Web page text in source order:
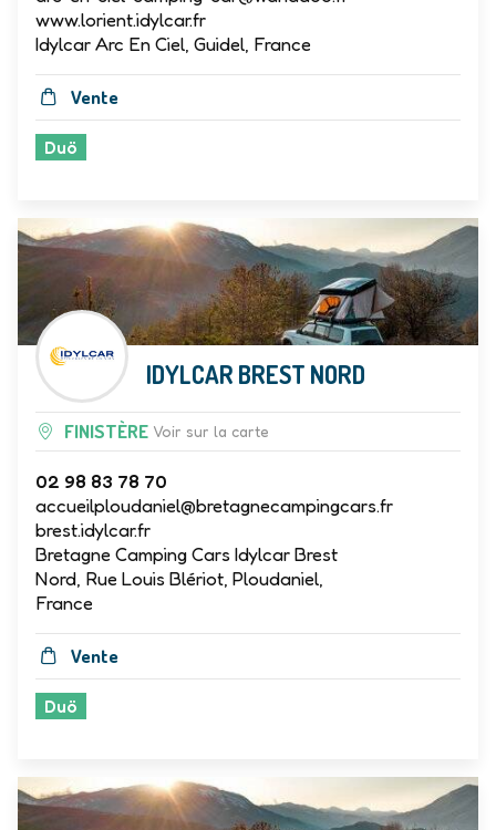
www.lorient.idylcar.fr
Idylcar Arc En Ciel, Guidel, France
Vente
Duö
IDYLCAR BREST NORD
FINISTÈRE Voir sur la carte
02 98 83 78 70
accueilploudaniel@bretagnecampingcars.fr
brest.idylcar.fr
Bretagne Camping Cars Idylcar Brest
Nord, Rue Louis Blériot, Ploudaniel,
France
Vente
Duö